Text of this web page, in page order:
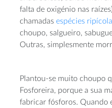
falta de oxigénio nas
chamadas espécies
choupo, salgueiro,
Outras, simplesmente
Plantou-se muito choupo
Fosforeira, porque a sua
fabricar fósforos. Quando